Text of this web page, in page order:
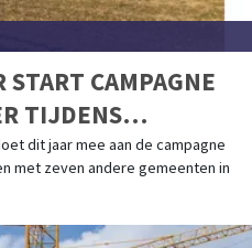
CAMPAGNE
TIJDENS
dit jaar mee aan de campagne
met zeven andere gemeenten in